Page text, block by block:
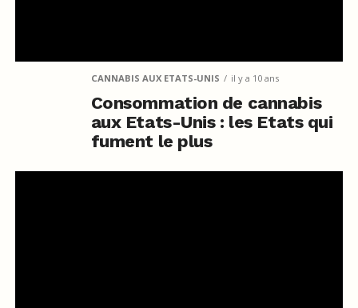
CANNABIS AUX ETATS-UNIS il y a 10 ans
Consommation de cannabis
aux Etats-Unis : les Etats qui
fument le plus